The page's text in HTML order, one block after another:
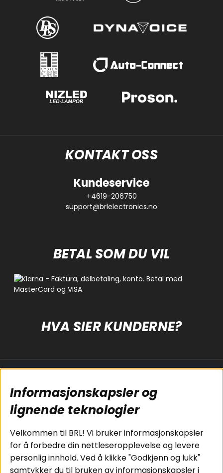
KONTAKT OSS
Kundeservice
+4619-206750
support@brlelectronics.no
BETAL SOM DU VIL
HVA SIER KUNDERNE?
Koblingsguide for
subwoofers
Tilkobling av
bilforsterker
Koblingsguide for
midbasser
Butikker
Cookies
Kjøpsvilkår
Personvernpolicy
Service / Garanti /
Retur
Informasjonskapsler og
lignende teknologier
Velkommen til BRL! Vi bruker informasjonskapsler
for å forbedre din nettleseropplevelse og levere
personlig innhold. Ved å klikke "Godkjenn og lukk"
samtykker du til bruken av informasjonskapsler i